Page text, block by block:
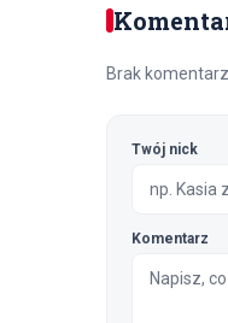
Brak
Twój nick
Komentarz